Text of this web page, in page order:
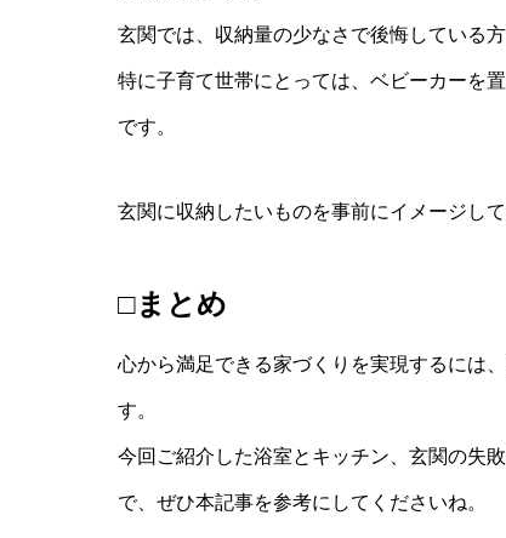
玄関では、収納量の少なさで後悔している方
特に子育て世帯にとっては、ベビーカーを
です。
玄関に収納したいものを事前にイメージし
□まとめ
心から満足できる家づくりを実現するには
す。
今回ご紹介した浴室とキッチン、玄関の失
で、ぜひ本記事を参考にしてくださいね。